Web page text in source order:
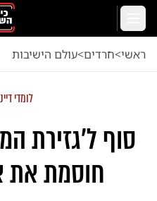
דלג לתוכן הראשי
ראשי<חרדים<עולם הישיבות
לומדי
סוף ל'גזירת
חוסמת את